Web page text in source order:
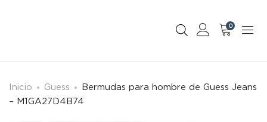
0
Inicio Guess
Bermudas para hombre de Guess Jeans
– M1GA27D4B74